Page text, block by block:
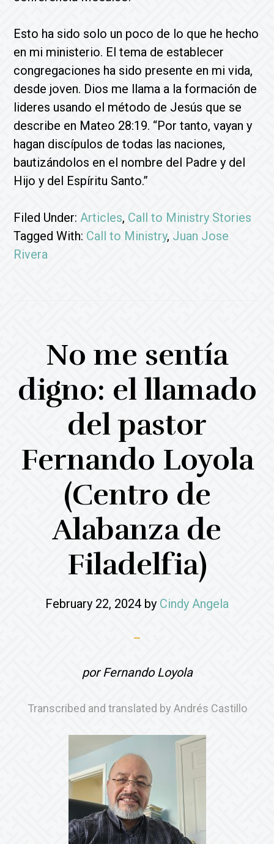
Esto ha sido solo un poco de lo que he hecho
en mi ministerio. El tema de establecer
congregaciones ha sido presente en mi vida,
desde joven. Dios me llama a la formación de
lideres usando el método de Jesús que se
describe en Mateo 28:19. “Por tanto, vayan y
hagan discípulos de todas las naciones,
bautizándolos en el nombre del Padre y del
Hijo y del Espíritu Santo.”
Filed Under:Articles, Call to Ministry Stories
Tagged With: Call to Ministry, Juan Jose
Rivera
No me sentía
digno: el llamado
del pastor
Fernando Loyola
(Centro de
Alabanza de
Filadelfia)
February 22, 2024 by Cindy Angela
por Fernando Loyola
Transcribed and translated by Andrés Castillo